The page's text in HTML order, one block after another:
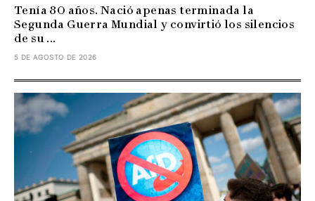
Tenía 80 años. Nació apenas terminada la
Segunda Guerra Mundial y convirtió los silencios
de su ...
5 DE AGOSTO DE 2026